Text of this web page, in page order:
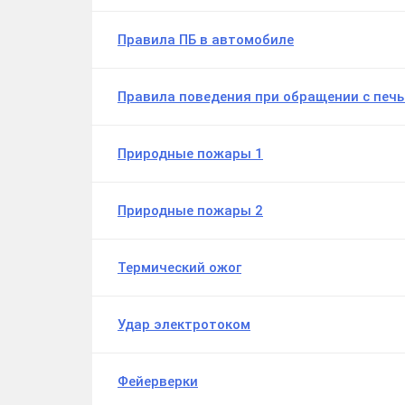
Правила ПБ в автомобиле
Правила поведения при обращении с
Природные пожары 1
Природные пожары 2
Термический ожог
Удар электротоком
Фейерверки